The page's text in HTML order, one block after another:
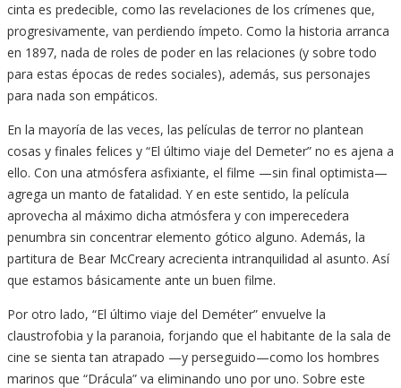
cinta es predecible, como las revelaciones de los crímenes que,
progresivamente, van perdiendo ímpeto. Como la historia arranca
en 1897, nada de roles de poder en las relaciones (y sobre todo
para estas épocas de redes sociales), además, sus personajes
para nada son empáticos.
En la mayoría de las veces, las películas de terror no plantean
cosas y finales felices y “El último viaje del Demeter” no es ajena a
ello. Con una atmósfera asfixiante, el filme —sin final optimista—
agrega un manto de fatalidad. Y en este sentido, la película
aprovecha al máximo dicha atmósfera y con imperecedera
penumbra sin concentrar elemento gótico alguno. Además, la
partitura de Bear McCreary acrecienta intranquilidad al asunto. Así
que estamos básicamente ante un buen filme.
Por otro lado, “El último viaje del Deméter” envuelve la
claustrofobia y la paranoia, forjando que el habitante de la sala de
cine se sienta tan atrapado —y perseguido—como los hombres
marinos que “Drácula” va eliminando uno por uno. Sobre este